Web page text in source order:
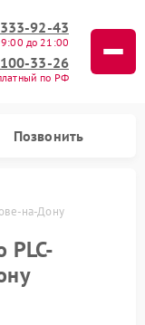
92-43
9:00 до 21:00
33-26
по РФ
Позвонить
на-Дону
PLC-